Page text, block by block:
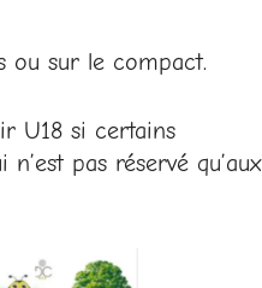
ou sur le compact.
U18 si certains
pas réservé qu’aux